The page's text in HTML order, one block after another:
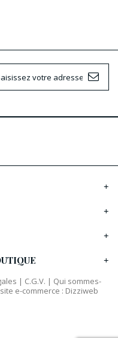
| C.G.V. | Qui sommes-
e-commerce : Dizziweb